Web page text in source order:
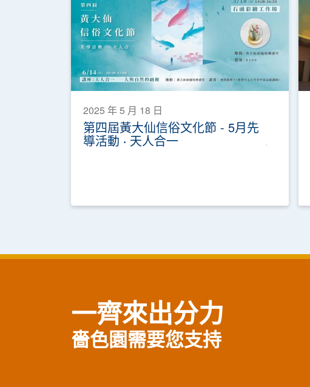
2025 年 5 月 18 日
第四屆黃大仙信俗文化節 - 5月先
導活動 ‧ 天人合一
一齊來出分力
嗇色園需要您支持